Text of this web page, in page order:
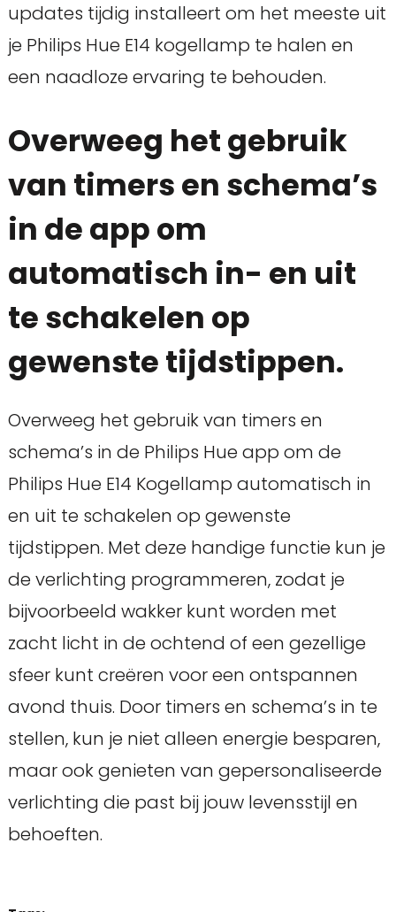
updates tijdig installeert om het meeste uit
je Philips Hue E14 kogellamp te halen en
een naadloze ervaring te behouden.
Overweeg het gebruik
van timers en schema’s
in de app om
automatisch in- en uit
te schakelen op
gewenste tijdstippen.
Overweeg het gebruik van timers en
schema’s in de Philips Hue app om de
Philips Hue E14 Kogellamp automatisch in
en uit te schakelen op gewenste
tijdstippen. Met deze handige functie kun je
de verlichting programmeren, zodat je
bijvoorbeeld wakker kunt worden met
zacht licht in de ochtend of een gezellige
sfeer kunt creëren voor een ontspannen
avond thuis. Door timers en schema’s in te
stellen, kun je niet alleen energie besparen,
maar ook genieten van gepersonaliseerde
verlichting die past bij jouw levensstijl en
behoeften.